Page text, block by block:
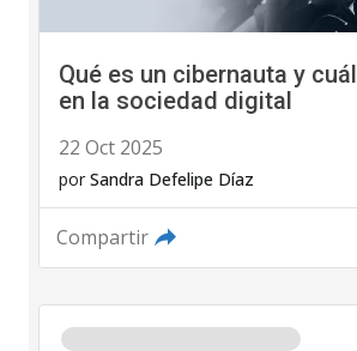
Qué es un cibernauta y
en la sociedad digital
22 Oct 2025
por Sandra Defelipe Díaz
Compartir